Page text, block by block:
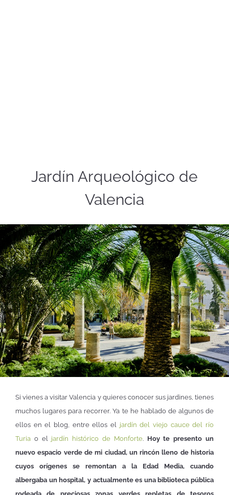
Jardín Arqueológico de
Valencia
Si vienes a visitar Valencia y quieres conocer sus jardines, tienes
muchos lugares para recorrer. Ya te he hablado de algunos de
ellos en el blog, entre ellos el jardín del viejo cauce del río
Turia o el jardín histórico de Monforte. Hoy te presento un
nuevo espacio verde de mi ciudad, un rincón lleno de historia
cuyos orígenes se remontan a la Edad Media, cuando
albergaba un hospital, y actualmente es una biblioteca pública